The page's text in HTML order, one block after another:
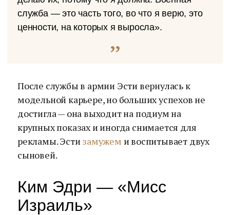
служба — это часть того, во что я верю, это
ценности, на которых я выросла».
После службы в армии Эсти вернулась к
модельной карьере, но больших успехов не
достигла — она выходит на подиум на
крупных показах и иногда снимается для
рекламы. Эсти замужем и воспитывает двух
сыновей.
Ким Эдри — «Мисс
Израиль»